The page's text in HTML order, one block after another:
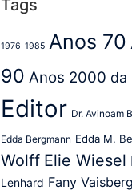
Tags
1976 1985 Anos 70
90 Anos 2000 da
Editor Dr. Avinoam
Edda Bergmann Edda M.
Wolff Elie Wiesel
Lenhard Fany